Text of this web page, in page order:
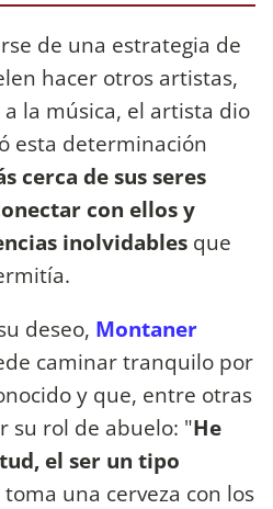
de una estrategia de
hacer otros artistas,
la música, el artista dio
esta determinación
cerca de sus seres
con ellos y
inolvidables que
deseo, Montaner
caminar tranquilo por
y que, entre otras
su rol de abuelo: "He
el ser un tipo
toma una cerveza con los